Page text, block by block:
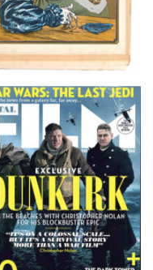
TOTAL FILM #260 –
SUMMER 2017